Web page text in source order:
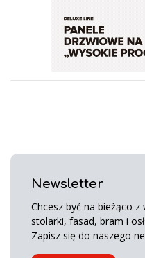
Newsletter
Chcesz być na bieżąco
stolarki, fasad, bram i
Zapisz się do naszego